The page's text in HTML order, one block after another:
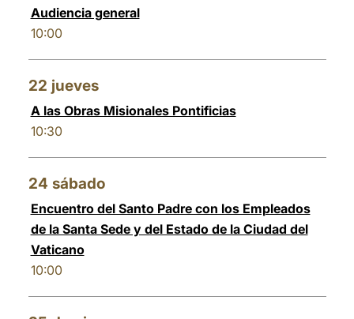
Audiencia general
10:00
22 jueves
A las Obras Misionales Pontificias
10:30
24 sábado
Encuentro del Santo Padre con los Empleados
de la Santa Sede y del Estado de la Ciudad del
Vaticano
10:00